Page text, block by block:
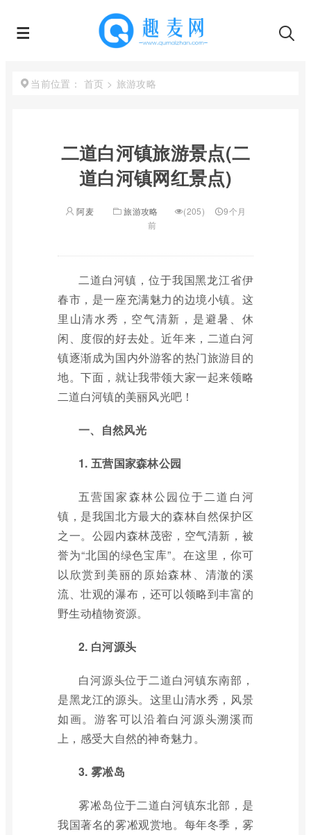
当前位置： 首页 > 旅游攻略
二道白河镇旅游景点(二
道白河镇网红景点)
阿麦 旅游攻略 (205)
9个月
前
二道白河镇，位于我国黑龙江省伊
春市，是一座充满魅力的边境小镇。这
里山清水秀，空气清新，是避暑、休
闲、度假的好去处。近年来，二道白河
镇逐渐成为国内外游客的热门旅游目的
地。下面，就让我带领大家一起来领略
二道白河镇的美丽风光吧！
一、自然风光
1. 五营国家森林公园
五营国家森林公园位于二道白河
镇，是我国北方最大的森林自然保护区
之一。公园内森林茂密，空气清新，被
誉为“北国的绿色宝库”。在这里，你可
以欣赏到美丽的原始森林、清澈的溪
流、壮观的瀑布，还可以领略到丰富的
野生动植物资源。
2. 白河源头
白河源头位于二道白河镇东南部，
是黑龙江的源头。这里山清水秀，风景
如画。游客可以沿着白河源头溯溪而
上，感受大自然的神奇魅力。
3. 雾凇岛
雾凇岛位于二道白河镇东北部，是
我国著名的雾凇观赏地。每年冬季，雾